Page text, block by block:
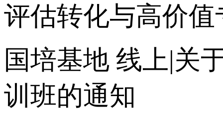
评估转化与高价
国培基地 线上|关
训班的通知